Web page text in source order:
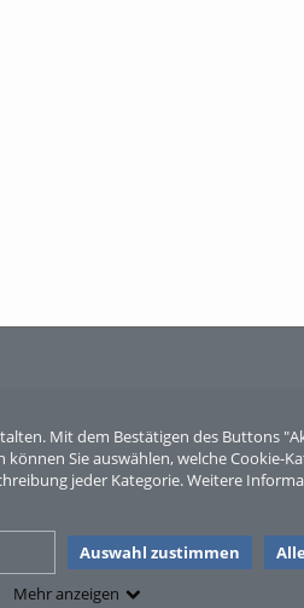
Mit dem Bestätigen des Buttons
Sie auswählen, welche Cookie-
jeder Kategorie. Weitere
Auswahl zustimmen
Mehr anzeigen